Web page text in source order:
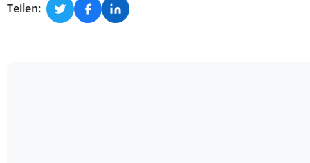
Teilen: